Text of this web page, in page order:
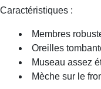
Caractéristiques :
Membres
Oreilles
Museau assez
Mèche sur le